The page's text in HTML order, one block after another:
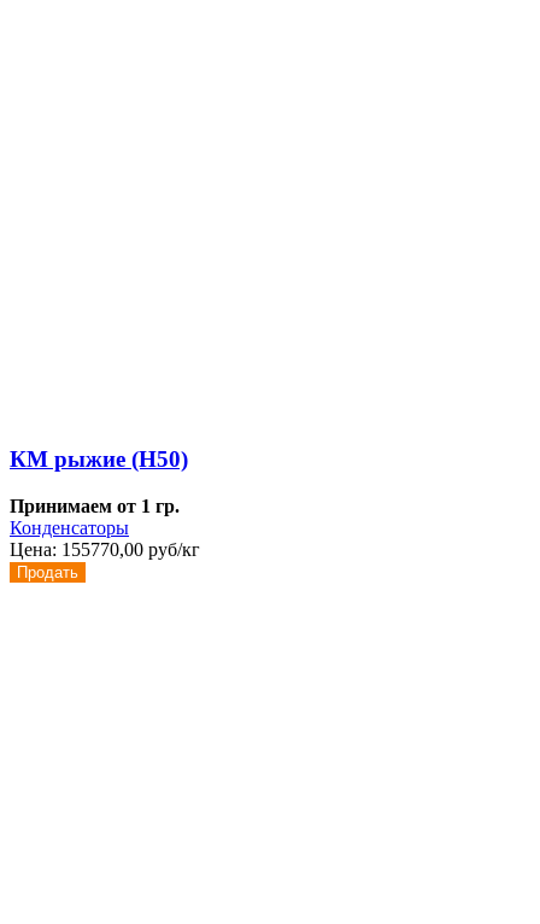
КМ рыжие (Н50)
Принимаем от 1 гр.
Конденсаторы
Цена: 155770,00 руб/кг
Продать